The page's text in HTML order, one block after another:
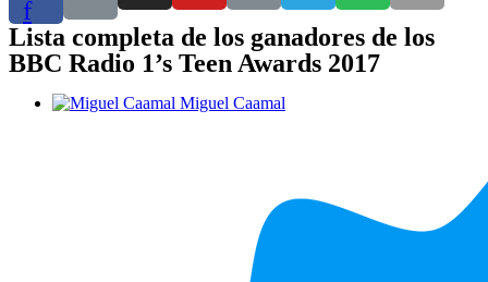
f
Lista completa de los ganadores de los
BBC Radio 1’s Teen Awards 2017
Miguel Caamal